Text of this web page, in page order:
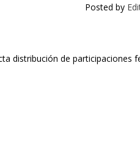
Posted by